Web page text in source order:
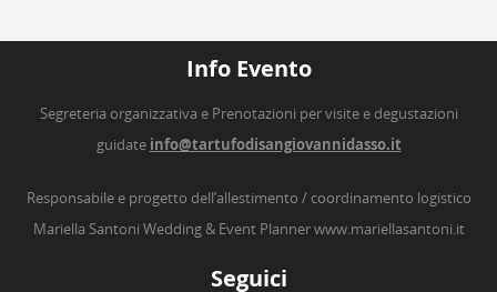
Info Evento
Segreteria organizzativa e Prenotazioni per visite e degustazioni
guidate info@tartufodisangiovannidasso.it
Responsabile e progetto dell’allestimento / coordinamento logistico
Mariella Santoni Wedding & Event Plannerwww.mariellasantoni.it
Seguici